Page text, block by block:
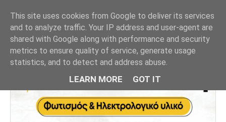
This site uses cookies from Google to deliver its services
and to analyze traffic. Your IP address and user-agent are
shared with Google along with performance and security
metrics to ensure quality of service, generate usage
statistics, and to detect and address abuse.
LEARN MORE GOT IT